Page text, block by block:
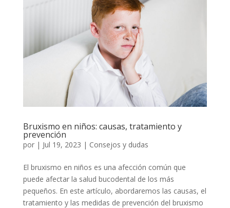
Bruxismo en niños: causas, tratamiento y
prevención
por | Jul 19, 2023 | Consejos y dudas
El bruxismo en niños es una afección común que
puede afectar la salud bucodental de los más
pequeños. En este artículo, abordaremos las causas, el
tratamiento y las medidas de prevención del bruxismo